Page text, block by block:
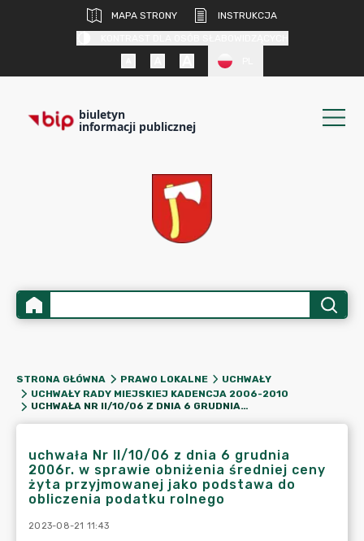
MAPA STRONY
INSTRUKCJA
biuletyn
informacji publicznej
STRONA GŁÓWNA PRAWO LOKALNE
UCHWAŁY
UCHWAŁY RADY MIEJSKIEJ KADENCJA 2006-2010
UCHWAŁA NR II/10/06 Z DNIA 6 GRUDNIA 2006R. W SPRAWIE OBNIŻENIA ŚREDNIEJ CENY ŻYTA PRZYJMOWANEJ JAKO PODSTAWA DO OBLICZENIA PODATKU ROLNEGO
uchwała Nr II/10/06 z dnia 6 grudnia
2006r. w sprawie obniżenia średniej ceny
żyta przyjmowanej jako podstawa do
obliczenia podatku rolnego
2023-08-21 11:43